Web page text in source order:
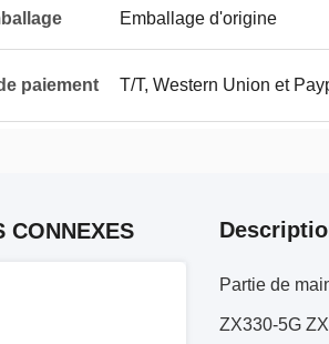
Emballage d'origine
paiement T/T, Western Union et
CONNEXES
Partie de
ZX330-5G